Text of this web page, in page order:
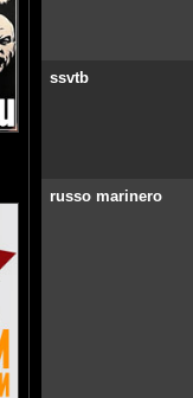
ssvtb
russo marinero